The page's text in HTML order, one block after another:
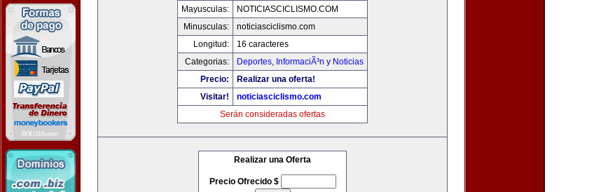
Mayusculas:
NOTICIASCICLISMO.COM
Minusculas:
noticiasciclismo.com
Longitud:
16 caracteres
Categorias:
Deportes, InformaciÃ³n y Noticias
Precio:
Realizar una oferta!
Visitar!
noticiasciclismo.com
Serán consideradas ofertas
Realizar una Oferta
Precio Ofrecido $